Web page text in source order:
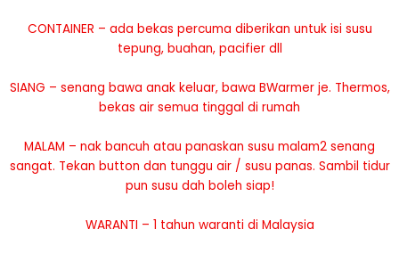
CONTAINER – ada bekas percuma diberikan untuk isi susu
tepung, buahan, pacifier dll
SIANG – senang bawa anak keluar, bawa BWarmer je. Thermos,
bekas air semua tinggal di rumah
MALAM – nak bancuh atau panaskan susu malam2 senang
sangat. Tekan button dan tunggu air / susu panas. Sambil tidur
pun susu dah boleh siap!
WARANTI – 1 tahun waranti di Malaysia